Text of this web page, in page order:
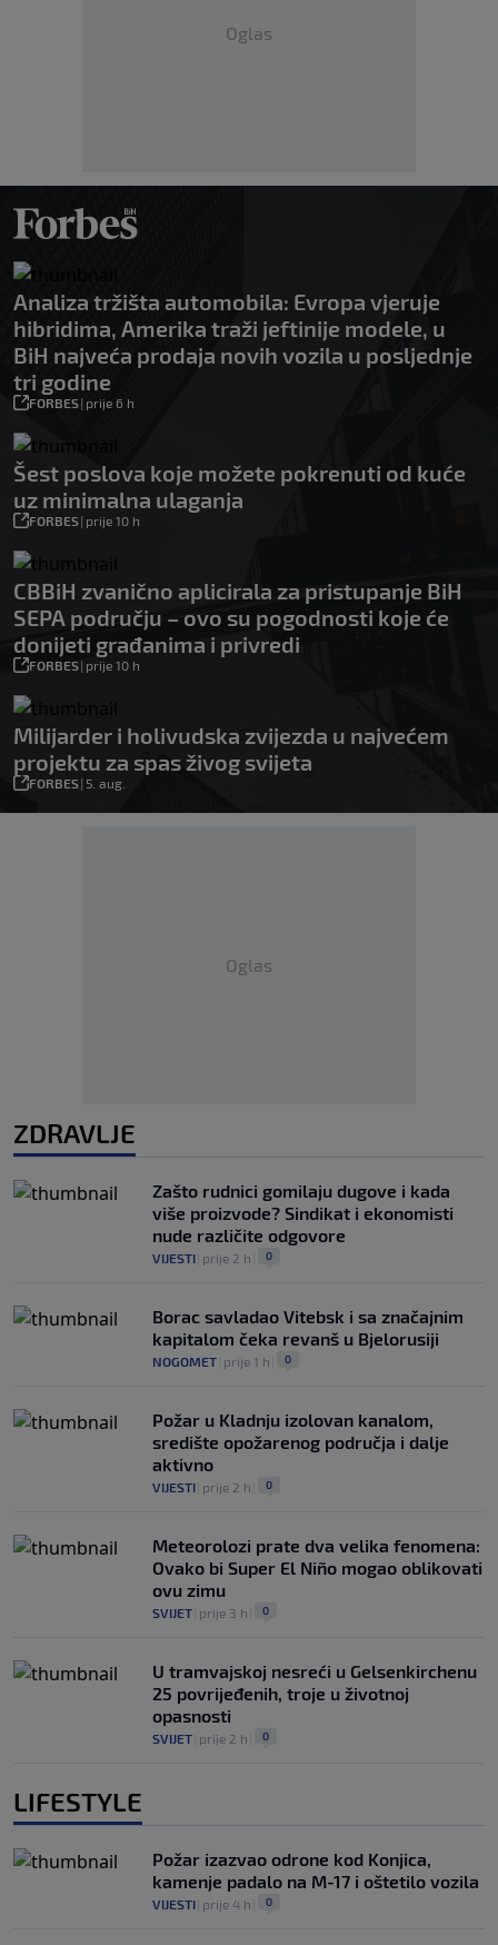
Oglas
Analiza tržišta automobila: Evropa vjeruje
hibridima, Amerika traži jeftinije modele, u
BiH najveća prodaja novih vozila u posljednje
tri godine
FORBES| prije 6 h
Šest poslova koje možete pokrenuti od kuće
uz minimalna ulaganja
FORBES| prije 10 h
CBBiH zvanično aplicirala za pristupanje BiH
SEPA području – ovo su pogodnosti koje će
donijeti građanima i privredi
FORBES| prije 10 h
Milijarder i holivudska zvijezda u najvećem
projektu za spas živog svijeta
FORBES| 5. aug.
Oglas
ZDRAVLJE
Zašto rudnici gomilaju dugove i kada
više proizvode? Sindikat i ekonomisti
nude različite odgovore
VIJESTI prije 2 h 0
Borac savladao Vitebsk i sa značajnim
kapitalom čeka revanš u Bjelorusiji
NOGOMET prije 1 h 0
Požar u Kladnju izolovan kanalom,
središte opožarenog područja i dalje
aktivno
VIJESTI prije 2 h 0
Meteorolozi prate dva velika fenomena:
Ovako bi Super El Niño mogao oblikovati
ovu zimu
SVIJET prije 3 h 0
U tramvajskoj nesreći u Gelsenkirchenu
25 povrijeđenih, troje u životnoj
opasnosti
SVIJET prije 2 h 0
LIFESTYLE
Požar izazvao odrone kod Konjica,
kamenje padalo na M-17 i oštetilo vozila
VIJESTI prije 4 h 0